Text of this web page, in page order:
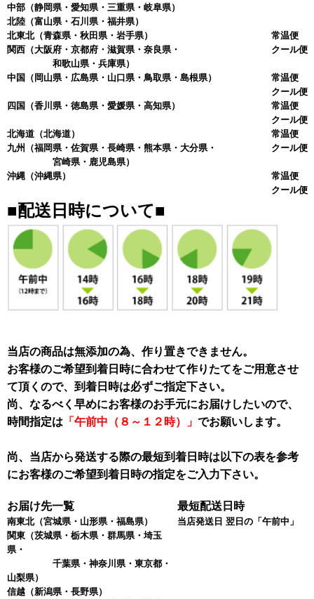
中部 （静岡県・愛知県・三重県・岐阜県）
北陸 （富山県・石川県・福井県）
北東北（青森県・秋田県・岩手県）
関西 （大阪府・京都府・滋賀県・奈良県・
和歌山県・兵庫県）
常温便
クール便
中国 （岡山県・広島県・山口県・鳥取県・島根県）
常温便
クール便
四国 （香川県・徳島県・愛媛県・高知県）
常温便
クール便
北海道 （北海道）
九州
（福岡県・佐賀県・長崎県・熊本県・大分県・
宮崎県・鹿児島県）
常温便
クール便
沖縄 （沖縄県）
常温便
クール便
■配送日時について■
当店の商品は無添加の為、作り置きできません。
お客様のご希望到着日時に合わせて作りたてをご用意させ
て頂くので、到着日時は必ずご指定下さい。
尚、なるべく早めにお客様のお手元にお届けしたいので、
時間指定は 「午前中（８～１２時）」 でお願いします。
尚、当店から発送する際の最短到着日時は以下の表を参考
にお客様のご希望到着日時の指定をご入力下さい。
お届け先一覧 最短配送日時
南東北（宮城県・山形県・福島県）
関東 （茨城県・栃木県・群馬県・埼玉
県・
千葉県・神奈川県・東京都・
山梨県）
信越 （新潟県・長野県）
当店発送日 翌日の「午前中」